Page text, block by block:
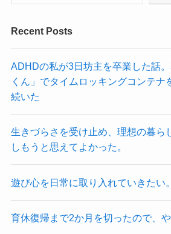
Recent Posts
ADHDの私が3日坊主を卒業した話
くん」でタイムロッキングコンテナ
続いた
生きづらさを受け止め、理想の暮ら
しもうと思えてよかった。
遊び心を日常に取り入れていきたい。
育休復帰まで2か月を切ったので、